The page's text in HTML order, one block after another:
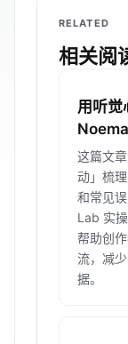
RELATED
相关阅
用听觉
这篇文
动」梳
和常见
Lab 实
帮助创
流，减
据。